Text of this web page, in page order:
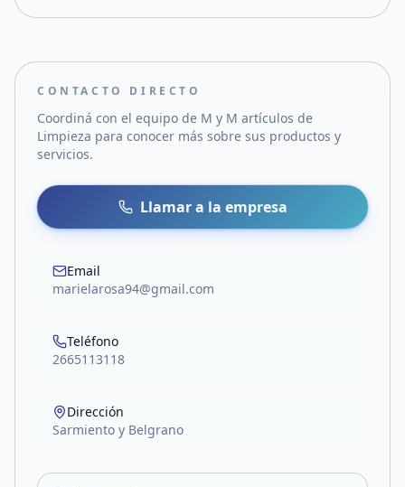
CONTACTO DIRECTO
Coordiná con el equipo de M y M artículos de
Limpieza para conocer más sobre sus productos y
servicios.
Llamar a la empresa
Email
marielarosa94@gmail.com
Teléfono
2665113118
Dirección
Sarmiento y Belgrano